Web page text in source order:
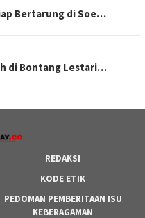
Bertarung di Soe…
di Bontang Lestari…
REDAKSI
KODE ETIK
PEDOMAN PEMBERITAAN ISU
KEBERAGAMAN